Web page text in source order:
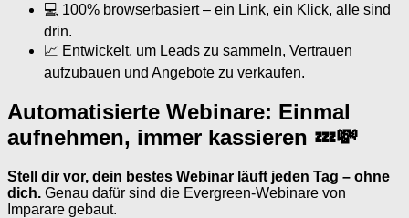
💻 100% browserbasiert – ein Link, ein Klick, alle sind
drin.
📈 Entwickelt, um Leads zu sammeln, Vertrauen
aufzubauen und Angebote zu verkaufen.
Automatisierte Webinare: Einmal
aufnehmen, immer kassieren 💤💸
Stell dir vor, dein bestes Webinar läuft jeden Tag – ohne
dich. Genau dafür sind die Evergreen-Webinare von
Imparare gebaut.